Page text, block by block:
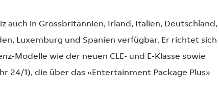
auch in Grossbritannien, Irland, Italien, Deutschland,
Luxemburg und Spanien verfügbar. Er richtet sich
Modelle wie der neuen CLE- und E-Klasse sowie
24/1), die über das «Entertainment Package Plus»